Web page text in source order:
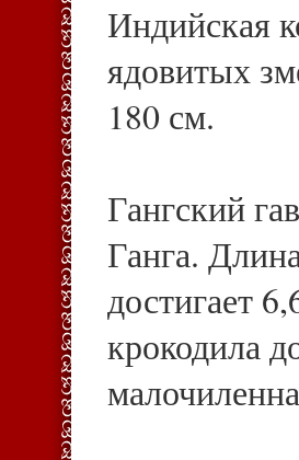
Индийская
ядовитых
180 см.
Гангский
Ганга.
достигает
крокодила